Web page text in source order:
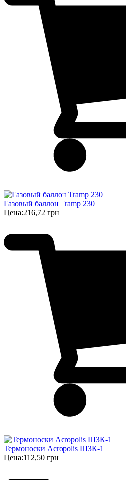
Газовый баллон Tramp 230
Цена:216,72 грн
Термоноски Acropolis ШЗК-1
Цена:112,50 грн